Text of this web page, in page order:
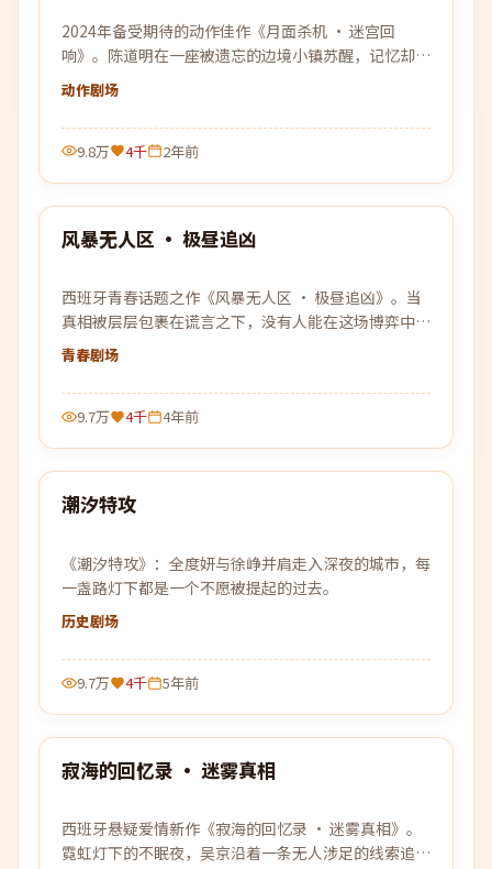
2024年备受期待的动作佳作《月面杀机 · 迷宫回
响》。陈道明在一座被遗忘的边境小镇苏醒，记忆却像
被刻意篡改，唯一线索是一张被烧毁的车票。
动作剧场
9.8万 4千 2年前
热门
风暴无人区 · 极昼追凶
西班牙青春话题之作《风暴无人区 · 极昼追凶》。当
真相被层层包裹在谎言之下，没有人能在这场博弈中独
善其身。
青春剧场
9.7万 4千 4年前
热门
99:10
潮汐特攻
《潮汐特攻》：全度妍与徐峥并肩走入深夜的城市，每
一盏路灯下都是一个不愿被提起的过去。
历史剧场
9.7万 4千 5年前
热门
99:53
寂海的回忆录 · 迷雾真相
西班牙悬疑爱情新作《寂海的回忆录 · 迷雾真相》。
霓虹灯下的不眠夜，吴京沿着一条无人涉足的线索追查